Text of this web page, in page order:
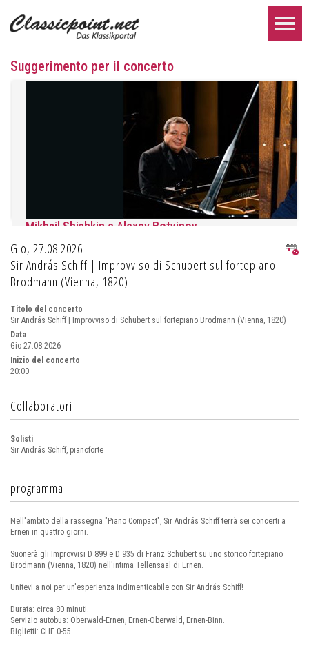
Suggerimento per il concerto
Mikhail Shishkin e Alexey Botvinov
Mikhail Shishkin - Lettura, discussione e Alexey Botvinov -
Domenica 16 agosto 2026, ore 10:30, Hotel Hammer (Svizzera)
ULTERIORE...
Gio, 27.08.2026
Sir András Schiff | Improvviso di Schubert sul fortepiano
Brodmann (Vienna, 1820)
Titolo del concerto
Sir András Schiff | Improvviso di Schubert sul fortepiano Brodmann (Vienna, 1820)
Data
Gio 27.08.2026
Inizio del concerto
20:00
Collaboratori
Solisti
Sir András Schiff, pianoforte
programma
Nell'ambito della rassegna "Piano Compact", Sir András Schiff terrà sei concerti a
Ernen in quattro giorni.
Suonerà gli Improvvisi D 899 e D 935 di Franz Schubert su uno storico fortepiano
Brodmann (Vienna, 1820) nell'intima Tellensaal di Ernen.
Unitevi a noi per un'esperienza indimenticabile con Sir András Schiff!
Durata: circa 80 minuti.
Servizio autobus: Oberwald-Ernen, Ernen-Oberwald, Ernen-Binn.
Biglietti: CHF 0-55